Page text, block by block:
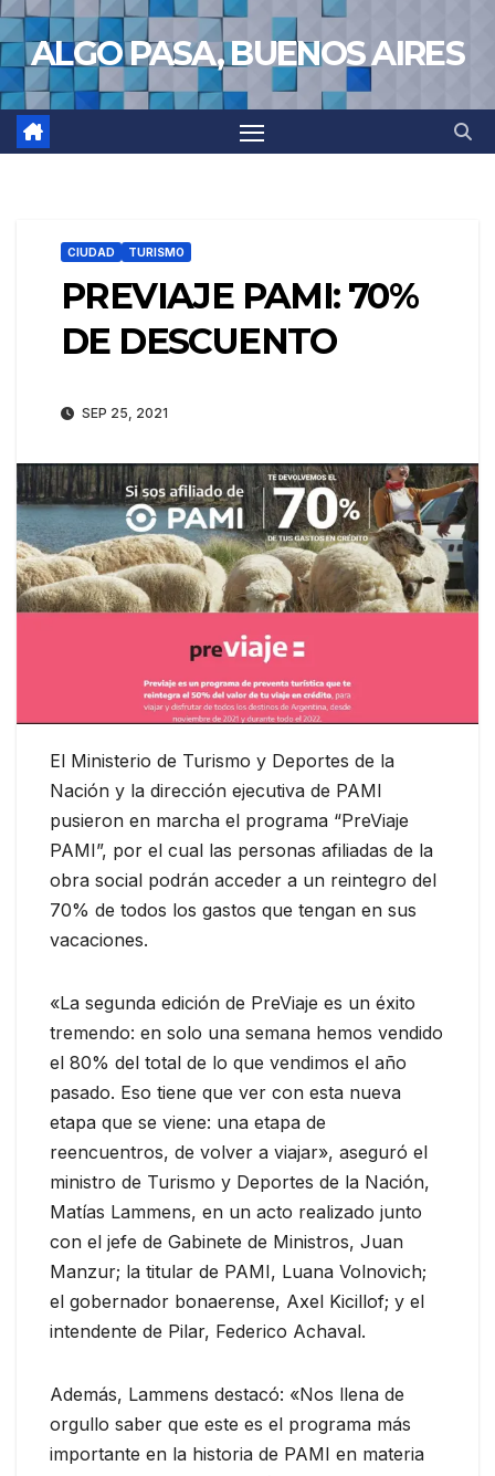
Saltar
al
contenido
ALGO PASA, BUENOS AIRES
CIUDAD TURISMO
PREVIAJE PAMI: 70%
DE DESCUENTO
SEP 25, 2021
El Ministerio de Turismo y Deportes de la
Nación y la dirección ejecutiva de PAMI
pusieron en marcha el programa “PreViaje
PAMI”, por el cual las personas afiliadas de la
obra social podrán acceder a un reintegro del
70% de todos los gastos que tengan en sus
vacaciones.
«La segunda edición de PreViaje es un éxito
tremendo: en solo una semana hemos vendido
el 80% del total de lo que vendimos el año
pasado. Eso tiene que ver con esta nueva
etapa que se viene: una etapa de
reencuentros, de volver a viajar», aseguró el
ministro de Turismo y Deportes de la Nación,
Matías Lammens, en un acto realizado junto
con el jefe de Gabinete de Ministros, Juan
Manzur; la titular de PAMI, Luana Volnovich;
el gobernador bonaerense, Axel Kicillof; y el
intendente de Pilar, Federico Achaval.
Además, Lammens destacó: «Nos llena de
orgullo saber que este es el programa más
importante en la historia de PAMI en materia